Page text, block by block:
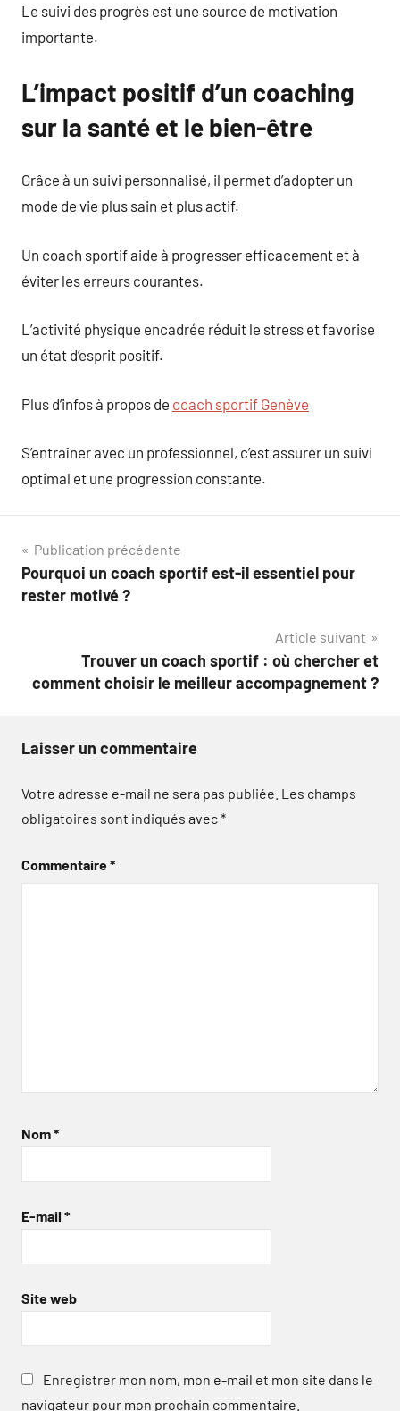
Le suivi des progrès est une source de motivation
importante.
L’impact positif d’un coaching
sur la santé et le bien-être
Grâce à un suivi personnalisé, il permet d’adopter un
mode de vie plus sain et plus actif.
Un coach sportif aide à progresser efficacement et à
éviter les erreurs courantes.
L’activité physique encadrée réduit le stress et favorise
un état d’esprit positif.
Plus d’infos à propos de coach sportif Genève
S’entraîner avec un professionnel, c’est assurer un suivi
optimal et une progression constante.
Navigation
de
Publication précédente
Pourquoi un coach sportif est-il essentiel pour
rester motivé ?
Article suivant
Trouver un coach sportif : où chercher et
comment choisir le meilleur accompagnement ?
Laisser un commentaire
Votre adresse e-mail ne sera pas publiée. Les champs
obligatoires sont indiqués avec*
Commentaire*
Nom*
E-mail *
Site web
Enregistrer mon nom, mon e-mail et mon site dans le
navigateur pour mon prochain commentaire.